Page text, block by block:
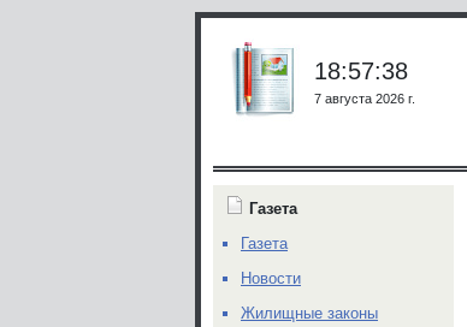
18:57:38
7 августа 2026 г.
Газета
Газета
Новости
Жилищные законы